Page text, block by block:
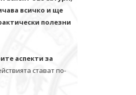
всичко и щe
полезни
аспекти за
стават по-